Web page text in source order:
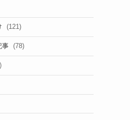
(121)
事 (78)